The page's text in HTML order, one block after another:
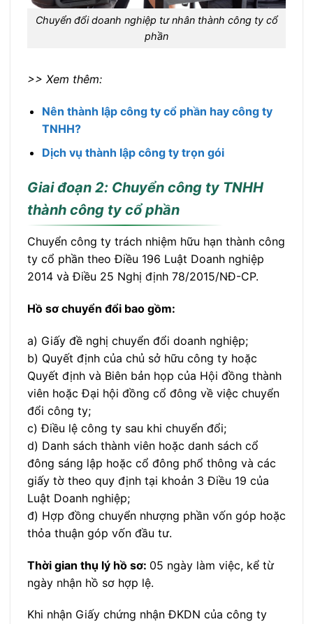
Chuyển đổi doanh nghiệp tư nhân thành công ty cổ
phần
>> Xem thêm:
Nên thành lập công ty cổ phần hay công ty
TNHH?
Dịch vụ thành lập công ty trọn gói
Giai đoạn 2: Chuyển công ty TNHH
thành công ty cổ phần
Chuyển công ty trách nhiệm hữu hạn thành công
ty cổ phần theo Điều 196 Luật Doanh nghiệp
2014 và Điều 25 Nghị định 78/2015/NĐ-CP.
Hồ sơ chuyển đổi bao gồm:
a) Giấy đề nghị chuyển đổi doanh nghiệp;
b) Quyết định của chủ sở hữu công ty hoặc
Quyết định và Biên bản họp của Hội đồng thành
viên hoặc Đại hội đồng cổ đông về việc chuyển
đổi công ty;
c) Điều lệ công ty sau khi chuyển đổi;
d) Danh sách thành viên hoặc danh sách cổ
đông sáng lập hoặc cổ đông phổ thông và các
giấy tờ theo quy định tại khoản 3 Điều 19 của
Luật Doanh nghiệp;
đ) Hợp đồng chuyển nhượng phần vốn góp hoặc
thỏa thuận góp vốn đầu tư.
Thời gian thụ lý hồ sơ: 05 ngày làm việc, kể từ
ngày nhận hồ sơ hợp lệ.
Khi nhận Giấy chứng nhận ĐKDN của công ty